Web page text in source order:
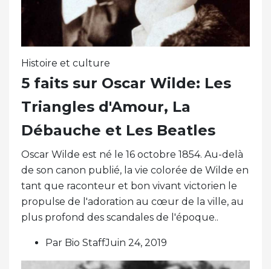
Histoire et culture
5 faits sur Oscar Wilde: Les
Triangles d'Amour, La
Débauche et Les Beatles
Oscar Wilde est né le 16 octobre 1854. Au-delà
de son canon publié, la vie colorée de Wilde en
tant que raconteur et bon vivant victorien le
propulse de l'adoration au cœur de la ville, au
plus profond des scandales de l'époque..
Par Bio StaffJuin 24, 2019